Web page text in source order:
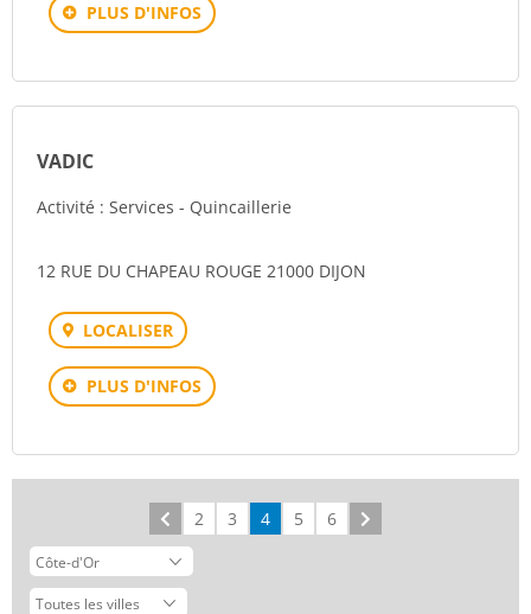
PLUS D'INFOS
VADIC
Activité : Services - Quincaillerie
12 RUE DU CHAPEAU ROUGE 21000 DIJON
LOCALISER
PLUS D'INFOS
Précédent
2 3 4 5 6